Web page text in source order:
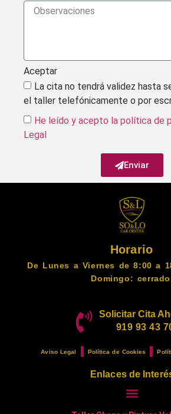
Aceptar
La cita no tendrá validez hasta
el taller telefónicamente o por
He leído y acepto la política de
Legal
Enviar
Horario
De Lunes a Viernes de 8:00 a
Domingo:
Solicitar Cita
919 93 43
Aviso Legal Política de Cookies
Enlaces de